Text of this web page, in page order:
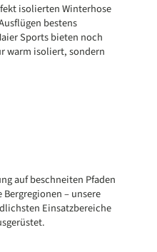
isolierten Winterhose
bestens
Sports bieten noch
warm isoliert, sondern
auf beschneiten Pfaden
– unsere
Einsatzbereiche